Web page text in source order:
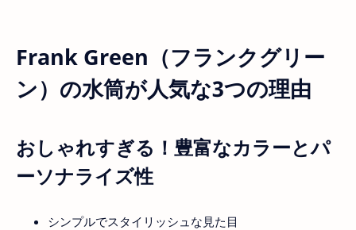
Frank Green（フランクグリー
ン）の水筒が人気な3つの理由
おしゃれすぎる！豊富なカラーとパ
ーソナライズ性
シンプルでスタイリッシュな見た目